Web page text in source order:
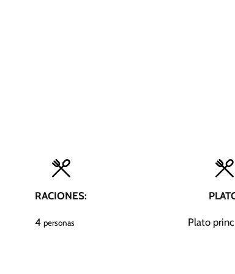
RACIONES:
4 personas Plato